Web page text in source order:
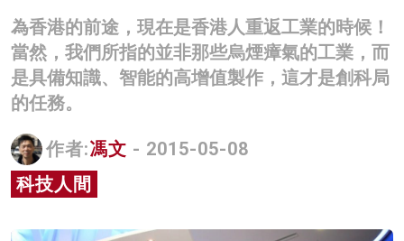
商業
科技
名家榜
灼見活動
關於我們
為香港的前途，現在是香港人重返工業的時候！
當然，我們所指的並非那些烏煙瘴氣的工業，而
是具備知識、智能的高增值製作，這才是創科局
的任務。
作者:馮文 - 2015-05-08
科技人間